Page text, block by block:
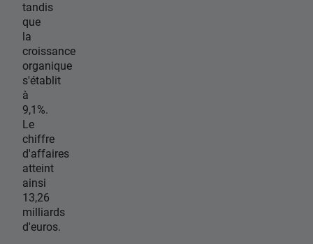
tandis
que
la
croissance
organique
s'établit
à
9,1%.
Le
chiffre
d'affaires
atteint
ainsi
13,26
milliards
d'euros.